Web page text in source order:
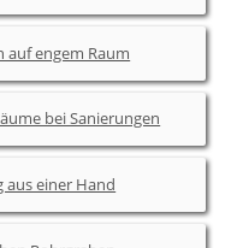
auf engem Raum
bei Sanierungen
aus einer Hand